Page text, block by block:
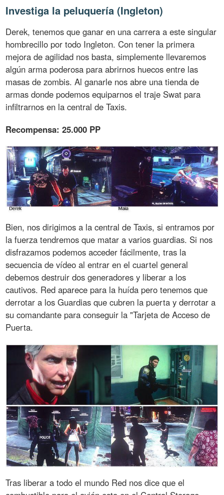
Investiga la peluquería (Ingleton)
Derek, tenemos que ganar en una carrera a este singular
hombrecillo por todo Ingleton. Con tener la primera
mejora de agilidad nos basta, simplemente llevaremos
algún arma poderosa para abrirnos huecos entre las
masas de zombis. Al ganarle nos abre una tienda de
armas donde podemos equiparnos el traje Swat para
infiltrarnos en la central de Taxis.
Recompensa: 25.000 PP
Bien, nos dirigimos a la central de Taxis, si entramos por
la fuerza tendremos que matar a varios guardias. Si nos
disfrazamos podemos acceder fácilmente, tras la
secuencia de vídeo al entrar en el cuartel general
debemos destruir dos generadores y liberar a los
cautivos. Red aparece para la huída pero tenemos que
derrotar a los Guardias que cubren la puerta y derrotar a
su comandante para conseguir la "Tarjeta de Acceso de
Puerta.
Tras liberar a todo el mundo Red nos dice que el